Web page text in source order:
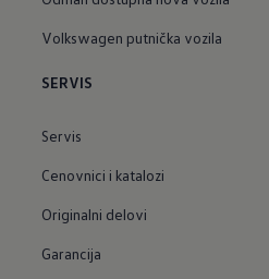
Volkswagen putnička vozila
SERVIS
Servis
Cenovnici i katalozi
Originalni delovi
Garancija